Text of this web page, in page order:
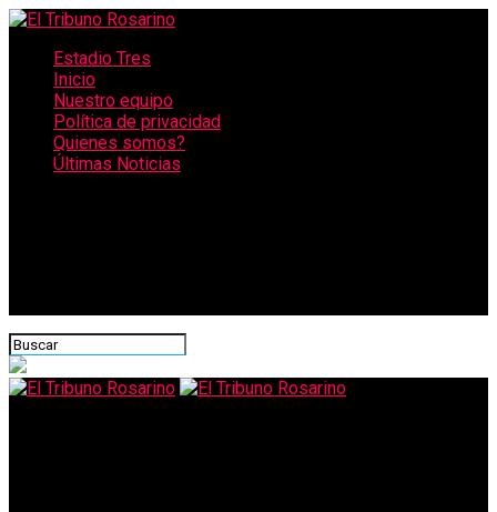
Estadio Tres
Inicio
Nuestro equipo
Política de privacidad
Quienes somos?
Últimas Noticias